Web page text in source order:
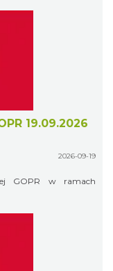
19.09.2026
2026-09-19
GOPR w ramach